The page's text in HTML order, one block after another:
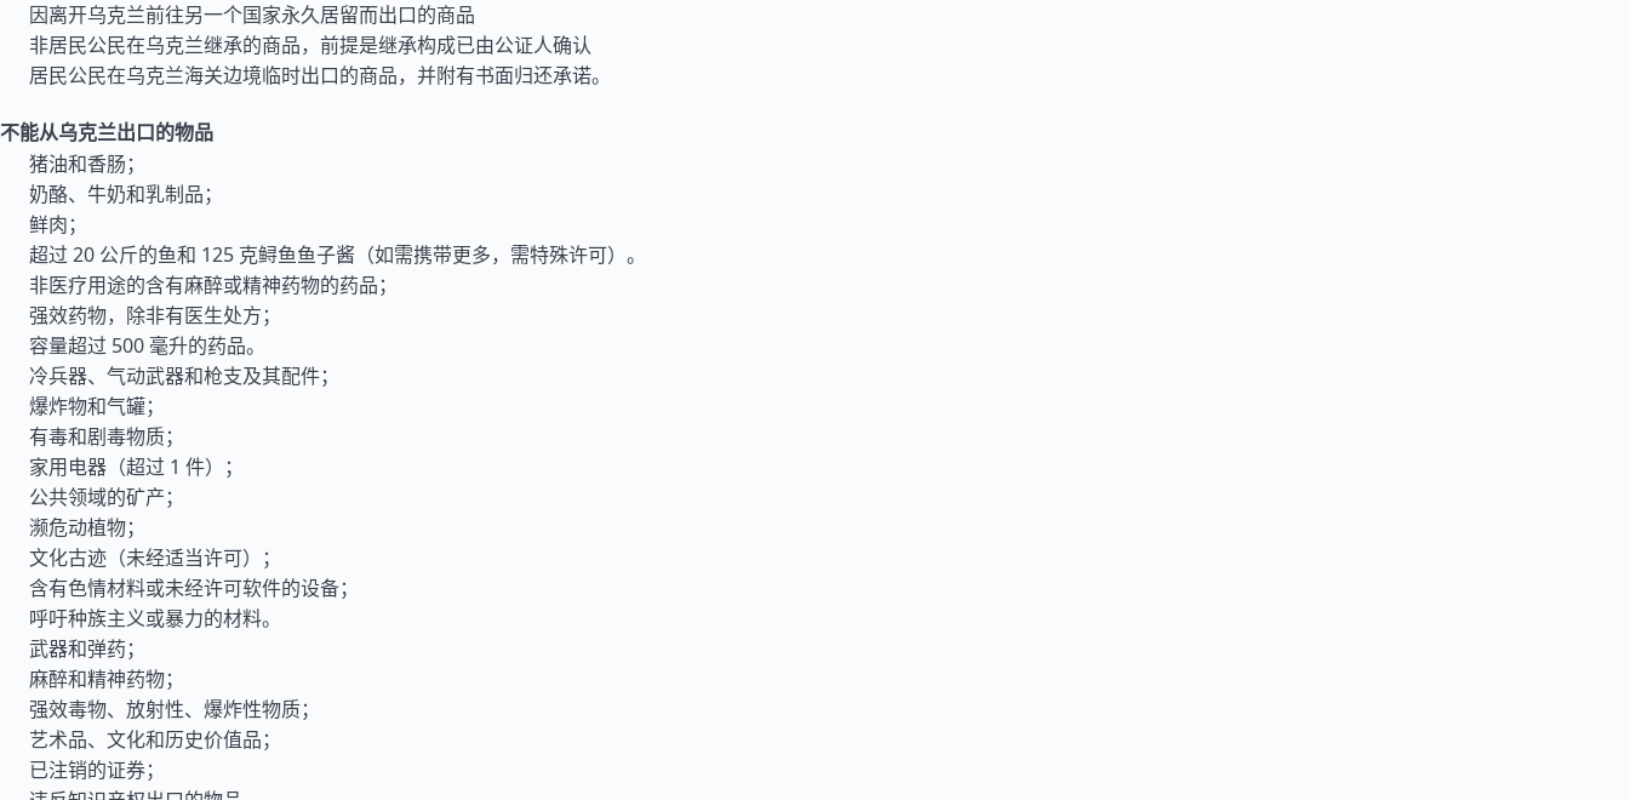
因离开乌克兰前往另一个国家永久居留而出口的商品
非居民公民在乌克兰继承的商品，前提是继承构成已由公证人确认
居民公民在乌克兰海关边境临时出口的商品，并附有书面归还承诺。
不能从乌克兰出口的物品
猪油和香肠；
奶酪、牛奶和乳制品；
鲜肉；
超过 20 公斤的鱼和 125 克鲟鱼鱼子酱（如需携带更多，需特殊许可）。
非医疗用途的含有麻醉或精神药物的药品；
强效药物，除非有医生处方；
容量超过 500 毫升的药品。
冷兵器、气动武器和枪支及其配件；
爆炸物和气罐；
有毒和剧毒物质；
家用电器（超过 1 件）；
公共领域的矿产；
濒危动植物；
文化古迹（未经适当许可）；
含有色情材料或未经许可软件的设备；
呼吁种族主义或暴力的材料。
武器和弹药；
麻醉和精神药物；
强效毒物、放射性、爆炸性物质；
艺术品、文化和历史价值品；
已注销的证券；